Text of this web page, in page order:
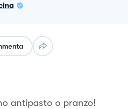
antipasto o pranzo!